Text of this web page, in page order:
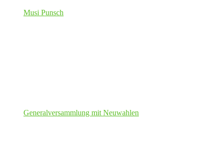
Musi Punsch
Generalversammlung mit Neuwahlen